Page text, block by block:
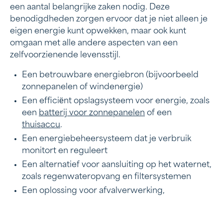
een aantal belangrijke zaken nodig. Deze
benodigdheden zorgen ervoor dat je niet alleen je
eigen energie kunt opwekken, maar ook kunt
omgaan met alle andere aspecten van een
zelfvoorzienende levensstijl.
Een betrouwbare energiebron (bijvoorbeeld
zonnepanelen of windenergie)
Een efficiёnt opslagsysteem voor energie, zoals
een batterij voor zonnepanelen of een
thuisaccu.
Een energiebeheersysteem dat je verbruik
monitort en reguleert
Een alternatief voor aansluiting op het waternet,
zoals regenwateropvang en filtersystemen
Een oplossing voor afvalverwerking,